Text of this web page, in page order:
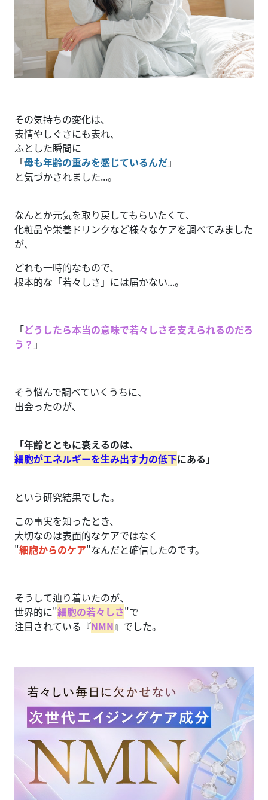
その気持ちの変化は、
表情やしぐさにも表れ、
ふとした瞬間に
「母も年齢の重みを感じているんだ」
と気づかされました...。
なんとか元気を取り戻してもらいたくて、
化粧品や栄養ドリンクなど様々なケアを調べてみました
が、
どれも一時的なもので、
根本的な「若々しさ」には届かない...。
「どうしたら本当の意味で若々しさを支えられるのだろ
う？ 」
そう悩んで調べていくうちに、
出会ったのが、
「年齢とともに衰えるのは、
細胞がエネルギーを生み出す力の低下にある」
という研究結果でした。
この事実を知ったとき、
大切なのは表面的なケアではなく
"細胞からのケア"なんだと確信したのです。
そうして辿り着いたのが、
世界的に"細胞の若々しさ"で
注目されている『NMN』でした。